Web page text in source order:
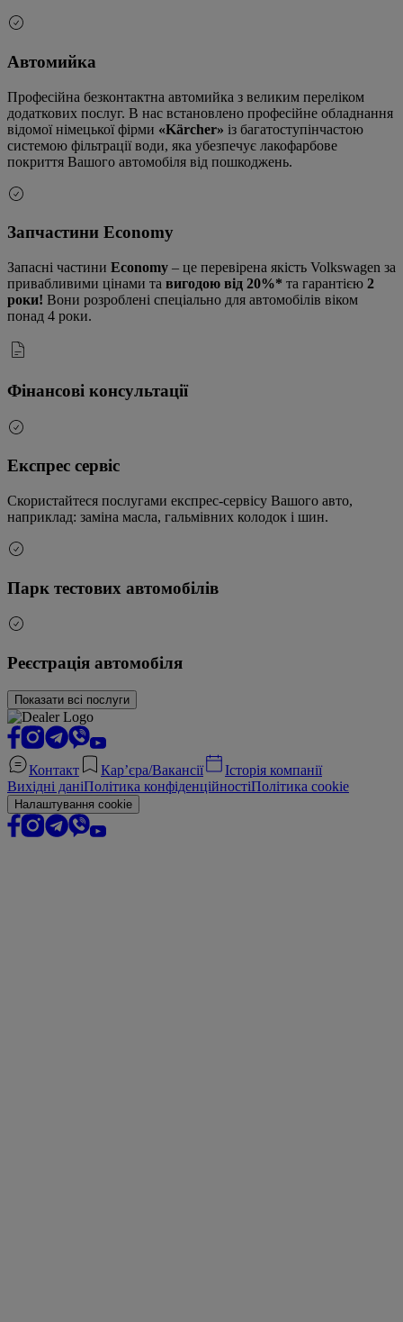
Автомийка
Професійна безконтактна автомийка з великим переліком
додаткових послуг. В нас встановлено професійне обладнання
відомої німецької фірми «Kärcher» із багатоступінчастою
системою фільтрації води, яка убезпечує лакофарбове
покриття Вашого автомобіля від пошкоджень.
Запчастини Economy
Запасні частини Economy – це перевірена якість Volkswagen за
привабливими цінами та вигодою від 20%* та гарантією 2
роки! Вони розроблені спеціально для автомобілів віком
понад 4 роки.
Фінансові консультації
Експрес сервіс
Скористайтеся послугами експрес-сервісу Вашого авто,
наприклад: заміна масла, гальмівних колодок і шин.
Парк тестових автомобілів
Реєстрація автомобіля
Показати всі послуги
Контакт Кар’єра/Вакансії
Історія компанії
Вихідні даніПолітика конфіденційностіПолітика cookie
Налаштування cookie